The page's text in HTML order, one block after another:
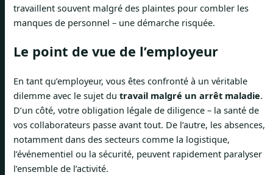
travaillent souvent malgré des plaintes pour combler les
manques de personnel – une démarche risquée.
Le point de vue de l’employeur
En tant qu’employeur, vous êtes confronté à un véritable
dilemme avec le sujet du travail malgré un arrêt maladie.
D’un côté, votre obligation légale de diligence – la santé de
vos collaborateurs passe avant tout. De l’autre, les absences,
notamment dans des secteurs comme la logistique,
l’événementiel ou la sécurité, peuvent rapidement paralyser
l’ensemble de l’activité.